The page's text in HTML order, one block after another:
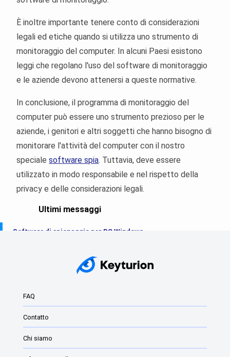
È inoltre importante tenere conto di considerazioni
legali ed etiche quando si utilizza uno strumento di
monitoraggio del computer. In alcuni Paesi esistono
leggi che regolano l'uso del software di monitoraggio
e le aziende devono attenersi a queste normative.
In conclusione, il programma di monitoraggio del
computer può essere uno strumento prezioso per le
aziende, i genitori e altri soggetti che hanno bisogno di
monitorare l'attività del computer con il nostro
specialesoftware spia. Tuttavia, deve essere
utilizzato in modo responsabile e nel rispetto della
privacy e delle considerazioni legali.
Ultimi messaggi
Software di spionaggio per PC Windows
Il miglior software di monitoraggio per Windows
Il miglior Keylogger per Windows 11 e Windows 10
FAQ
Contatto
Chi siamo